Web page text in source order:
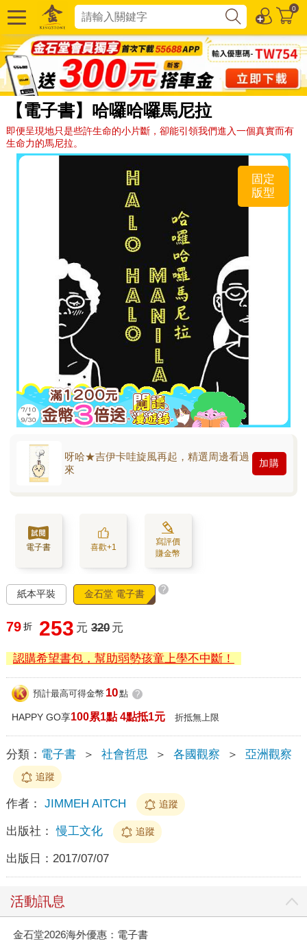
0
【電子書】哈囉哈囉馬尼拉
即便呈現地只是些許生命的小片斷，卻能引領我們進入一個真實而有
生命力的馬尼拉。
固定
版型
呀哈★吉伊卡哇旋風再起，精選周邊看過
來
加購
電子書 喜歡+1
寫評價
賺金幣
紙本平裝 金石堂 電子書 ?
79 折 253 元 320 元
認購希望書包，幫助弱勢孩童上學不中斷！
預計最高可得金幣 10點 ?
HAPPY GO享100累1點 4點抵1元 折抵無上限
分類： 電子書 ＞ 社會哲思 ＞ 各國觀察 ＞ 亞洲觀察
追蹤
作者： JIMMEH AITCH 追蹤
出版社： 慢工文化 追蹤
出版日： 2017/07/07
活動訊息
金石堂2026海外優惠：電子書